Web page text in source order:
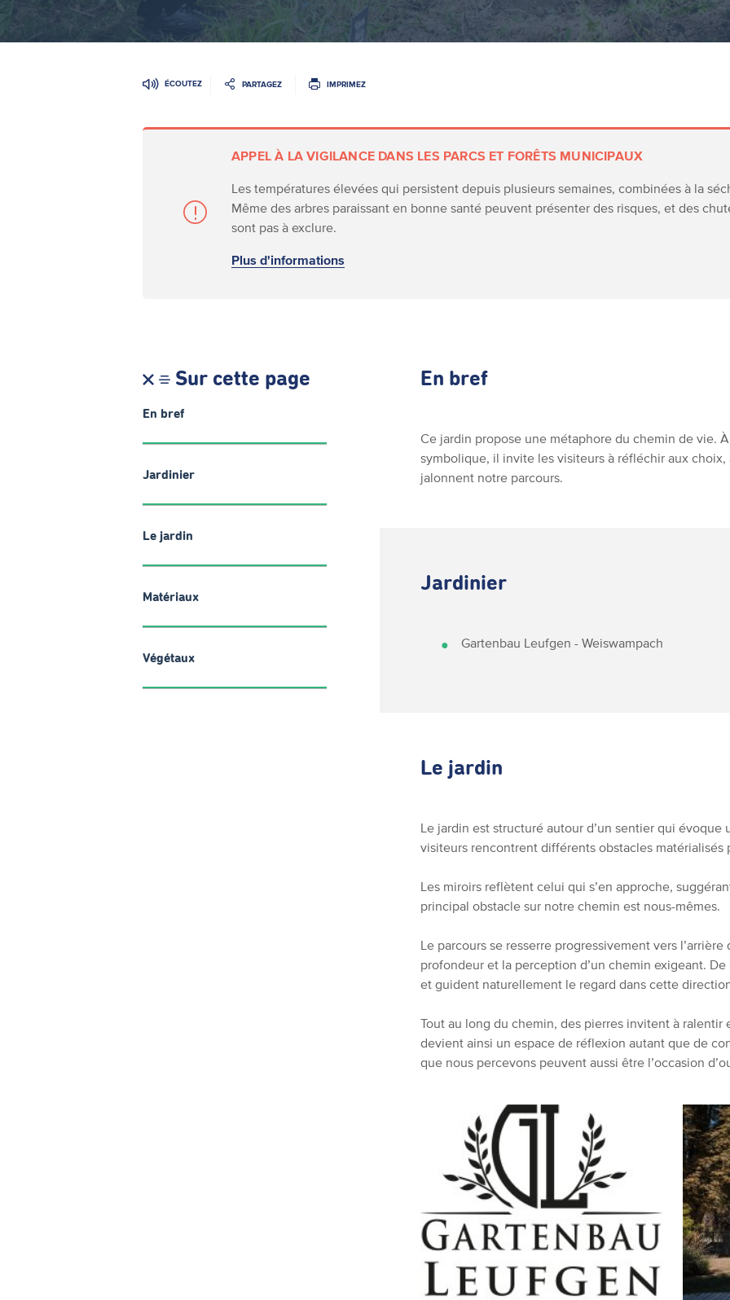
ÉCOUTEZ PARTAGEZ IMPRIMEZ
APPEL À LA VIGILANCE DANS LES PARCS ET FORÊTS MUNICIPAUX
Les températures élevées qui persistent depuis plusieurs semaines, combinées à la
Même des arbres paraissant en bonne santé peuvent présenter des risques, et des
sont pas à exclure.
Plus d'informations
Sur cette page
En bref
Jardinier
Le jardin
Matériaux
Végétaux
En bref
Ce jardin propose une métaphore du chemin de vie.
symbolique, il invite les visiteurs à réfléchir aux
jalonnent notre parcours.
Jardinier
Gartenbau Leufgen - Weiswampach
Le jardin
Le jardin est structuré autour d’un sentier qui évoque
visiteurs rencontrent différents obstacles matérialisés
Les miroirs reflètent celui qui s’en approche,
principal obstacle sur notre chemin est nous-mêmes.
Le parcours se resserre progressivement vers
profondeur et la perception d’un chemin exigeant.
et guident naturellement le regard dans cette
Tout au long du chemin, des pierres invitent à ralentir
devient ainsi un espace de réflexion autant que de
que nous percevons peuvent aussi être l’occasion